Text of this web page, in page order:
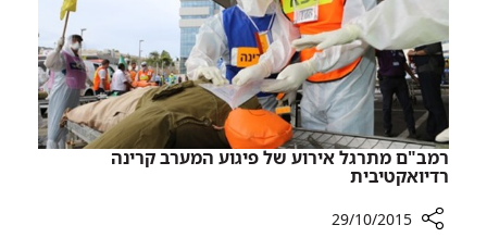
רמב"ם מתרגל אירוע של פיגוע המערב קרינה
רדיואקטיבית
29/10/2015